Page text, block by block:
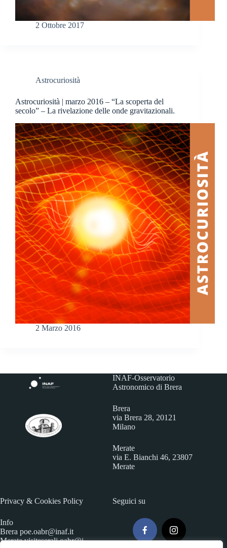
2 Ottobre 2017
Astrocuriosità
Astrocuriosità | marzo 2016 – “La scoperta del
secolo” – La rivelazione delle onde gravitazionali.
2 Marzo 2016
INAF-Osservatorio
Astronomico di Brera
Brera
via Brera 28, 20121
Milano
Merate
via E. Bianchi 46, 23807
Merate
Privacy & Cookies Policy
Info
Brera poe.oabr@inaf.it
Meratevisiteserali.oabr@i
Seguici su